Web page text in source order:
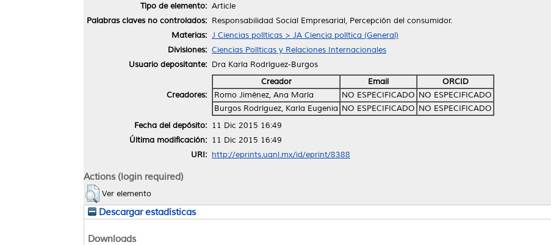
Tipo de elemento: Article
Palabras claves no controlados: Responsabilidad Social Empresarial, Percepción del consumidor.
Materias: J Ciencias políticas > JA Ciencia política (General)
Divisiones: Ciencias Políticas y Relaciones Internacionales
Usuario depositante: Dra Karla Rodríguez-Burgos
Creadores:
Creador Email
ORCID
Romo Jiménez, Ana María
NO ESPECIFICADO NO ESPECIFICADO
Burgos Rodríguez, Karla Eugenia NO ESPECIFICADO NO ESPECIFICADO
Fecha del depósito: 11 Dic 2015 16:49
Última modificación: 11 Dic 2015 16:49
URI: http://eprints.uanl.mx/id/eprint/8388
Actions (login required)
Ver elemento
Descargar estadísticas
Downloads